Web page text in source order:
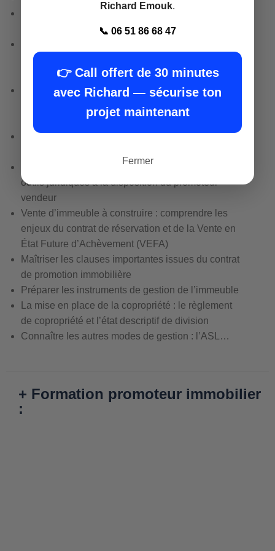
promoteur pour maîtriser le foncier : promesses
compromis acte de vente…
Étudier les documents d’urbanisme et de
planification : SCOT PLU et les autorisations
Quels sont les recours : administratifs et
Commercialisation de l’ouvrage : connaître les
outils juridiques à la disposition du promoteur-
vendeur
Vente d’immeuble à construire : comprendre les
enjeux du contrat de réservation et de la Vente en
État Future d’Achèvement (VEFA)
Maîtriser les clauses importantes issues du contrat
de promotion immobilière
Préparer les instruments de gestion de l’immeuble
La mise en place de la copropriété : le règlement
de copropriété et l’état descriptif de division
Connaître les autres modes de gestion : l’ASL…
+ Formation promoteur immobilier
:
Richard Emouk.
📞 06 51 86 68 47
👉 Call offert de 30 minutes
avec Richard — sécurise ton
projet maintenant
Fermer